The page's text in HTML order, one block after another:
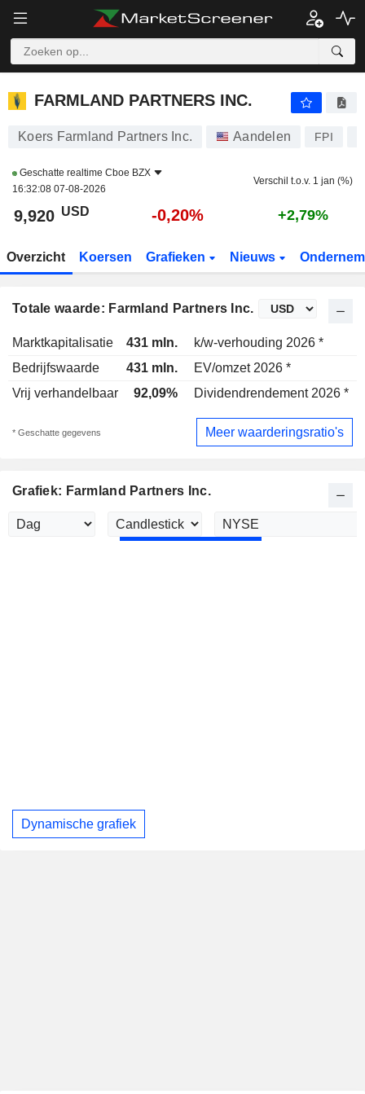
FARMLAND PARTNERS INC.
FARMLAND PARTNERS INC.
Koers Farmland Partners Inc. Aandelen FPI
Geschatte realtime Cboe BZX
16:32:08 07-08-2026
Verschil t.o.v. 1 jan (%)
9,920 USD -0,20% +2,79%
Overzicht Koersen Grafieken Nieuws
Totale waarde: Farmland Partners Inc.
Marktkapitalisatie 431 mln. k/w-verhouding 2026 *
Bedrijfswaarde
431 mln. EV/omzet 2026 *
Vrij verhandelbaar
92,09% Dividendrendement 2026 *
* Geschatte gegevens Meer waarderingsratio's
Grafiek: Farmland Partners Inc.
Dynamische grafiek